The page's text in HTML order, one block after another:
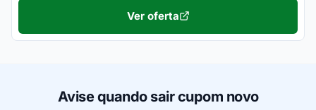
Ver oferta
Avise quando sair cupom novo